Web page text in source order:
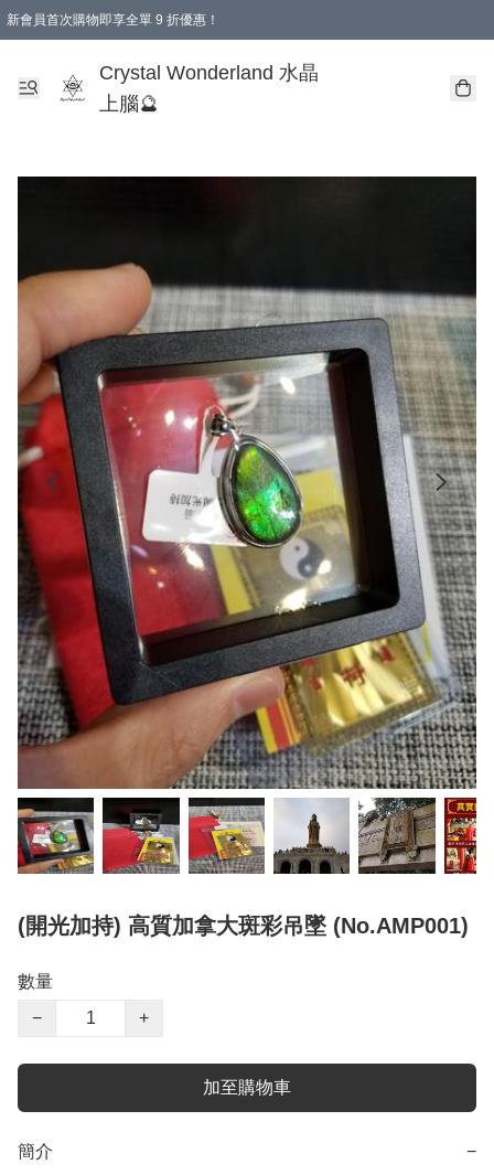
新會員首次購物即享全單 9 折優惠！
Crystal Wonderland 水晶
上腦🔮
(開光加持) 高質加拿大斑彩吊墜 (No.AMP001)
數量
−
+
加至購物車
簡介 −